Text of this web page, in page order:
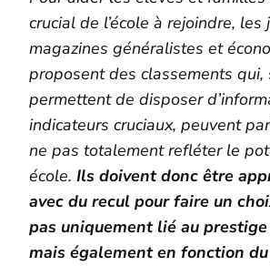
crucial de l’école à rejoindre, les
magazines généralistes et
proposent des classements qui,
permettent de disposer
indicateurs cruciaux, peuvent
ne pas totalement refléter le
école.Ils doivent donc être
avec du recul pour faire un
pas uniquement lié au prestige
mais également en fonction